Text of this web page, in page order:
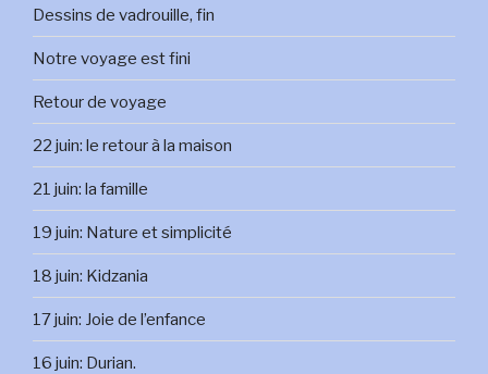
Dessins de vadrouille, fin
Notre voyage est fini
Retour de voyage
22 juin: le retour à la maison
21 juin: la famille
19 juin: Nature et simplicité
18 juin: Kidzania
17 juin: Joie de l’enfance
16 juin: Durian.